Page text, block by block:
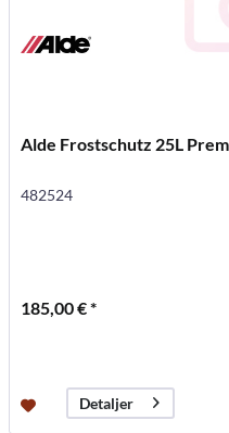
Alde Frostschutz 25L
482524
185,00 € *
Detaljer